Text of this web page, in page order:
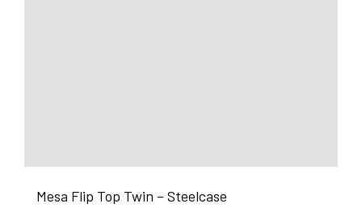
Mesa Flip Top Twin – Steelcase